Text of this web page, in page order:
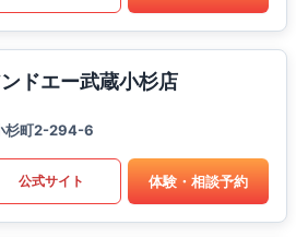
ドエー武蔵小杉店
杉町2-294-6
公式サイト 体験・相談予約